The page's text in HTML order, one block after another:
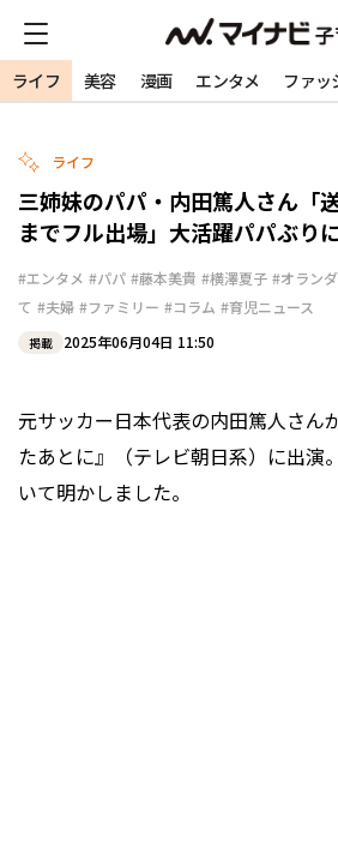
ライフ 美容 漫画 エンタメ ファッ
ライフ
三姉妹のパパ・内田篤人さん「
までフル出場」大活躍パパぶり
#エンタメ #パパ #藤本美貴 #横澤夏子 #オラン
て #夫婦 #ファミリー #コラム #育児ニュース
掲載 2025年06月04日 11:50
元サッカー日本代表の内田篤人さん
たあとに』（テレビ朝日系）に出演
いて明かしました。